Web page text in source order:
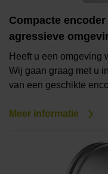
Compacte
agressieve
Heeft u een omgeving
Wij gaan graag met u
van een geschikte
Meer informatie